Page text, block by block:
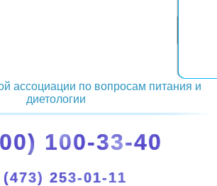
ассоциации по вопросам питания и
диетологии
100-33-40
(473) 253-01-11